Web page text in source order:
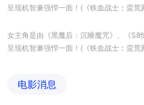
呈现机智兼强悍一面！(《铁血战士︰蛮荒
女主角是由《黑魔后：沉睡魔咒》、《
呈现机智兼强悍一面！(《铁血战士︰蛮荒
电影消息